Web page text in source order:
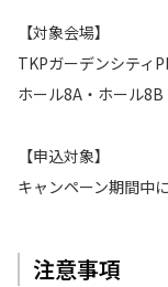
【対象会場】
TKPガーデンシティ
ホール8A・ホール8B
【申込対象】
キャンペーン期間中
注意事項